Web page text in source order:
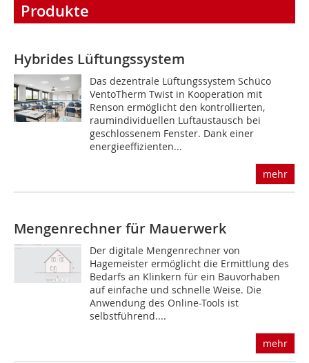
Produkte
Hybrides Lüftungssystem
Das dezentrale Lüftungssystem Schüco
VentoTherm Twist in Kooperation mit
Renson ermöglicht den kontrollierten,
raumindividuellen Luft­austausch bei
geschlossenem Fenster. Dank einer
energieeffizienten...
mehr
Mengenrechner für Mauerwerk
Der digitale Mengenrechner von
Hagemeister ermöglicht die Ermittlung des
Bedarfs an Klinkern für ein Bauvorhaben
auf einfache und schnelle Weise. Die
Anwendung des Online-Tools ist
selbstführend....
mehr